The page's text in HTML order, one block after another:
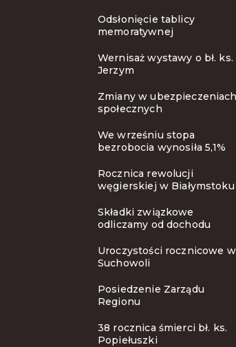
Odsłonięcie tablicy
memoratywnej
Wernisaż wystawy o bł. ks.
Jerzym
Zmiany w ubezpieczeniach
społecznych
We wrześniu stopa
bezrobocia wynosiła 5,1%
Rocznica rewolucji
węgierskiej w Białymstoku
Składki związkowe
odliczamy od dochodu
Uroczystości rocznicowe w
Suchowoli
Posiedzenie Zarządu
Regionu
38 rocznica śmierci bł. ks.
Popiełuszki